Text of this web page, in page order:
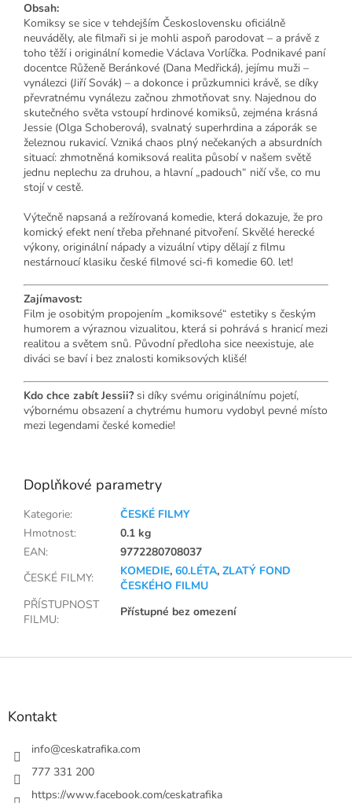
Obsah:
Komiksy se sice v tehdejším Československu oficiálně
neuváděly, ale filmaři si je mohli aspoň parodovat – a právě z
toho těží i originální komedie Václava Vorlíčka. Podnikavé paní
docentce Růženě Beránkové (Dana Medřická), jejímu muži –
vynálezci (Jiří Sovák) – a dokonce i průzkumnici krávě, se díky
převratnému vynálezu začnou zhmotňovat sny. Najednou do
skutečného světa vstoupí hrdinové komiksů, zejména krásná
Jessie (Olga Schoberová), svalnatý superhrdina a záporák se
železnou rukavicí. Vzniká chaos plný nečekaných a absurdních
situací: zhmotněná komiksová realita působí v našem světě
jednu neplechu za druhou, a hlavní „padouch“ ničí vše, co mu
stojí v cestě.
Výtečně napsaná a režírovaná komedie, která dokazuje, že pro
komický efekt není třeba přehnané pitvoření. Skvělé herecké
výkony, originální nápady a vizuální vtipy dělají z filmu
nestárnoucí klasiku české filmové sci-fi komedie 60. let!
Zajímavost:
Film je osobitým propojením „komiksové“ estetiky s českým
humorem a výraznou vizualitou, která si pohrává s hranicí mezi
realitou a světem snů. Původní předloha sice neexistuje, ale
diváci se baví i bez znalosti komiksových klišé!
Kdo chce zabít Jessii?si díky svému originálnímu pojetí,
výbornému obsazení a chytrému humoru vydobyl pevné místo
mezi legendami české komedie!
Doplňkové parametry
Kategorie:
ČESKÉ FILMY
Hmotnost:
0.1 kg
EAN:
9772280708037
ČESKÉ FILMY: KOMEDIE, 60.LÉTA, ZLATÝ FOND
ČESKÉHO FILMU
PŘÍSTUPNOST
FILMU:
Přístupné bez omezení
Z
Kontakt
info@ceskatrafika.com
777 331 200
https://www.facebook.com/ceskatrafika